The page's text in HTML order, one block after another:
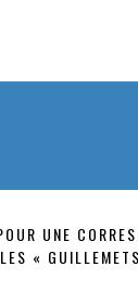
UNE
«